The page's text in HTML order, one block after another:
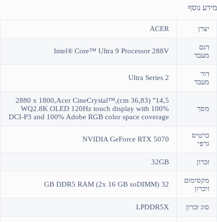
מידע נוסף
יצרן ACER
דגם
מעבד
Intel® Core™ Ultra 9 Processor 288V
דור
מעבד
Ultra Series 2
מסך
14,5" (36,83 cm),2880 x 1800,Acer CineCrystal™
WQ2.8K OLED 120Hz touch display with 100%
DCI-P3 and 100% Adobe RGB color space coverage
כרטיס
גרפי
NVIDIA GeForce RTX 5070
זכרון 32GB
מקסימום
זיכרון
32 GB DDR5 RAM (2x 16 GB soDIMM)
סוג זכרון LPDDR5X